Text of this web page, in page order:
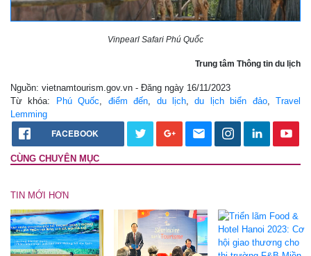
Vinpearl Safari Phú Quốc
Trung tâm Thông tin du lịch
Nguồn: vietnamtourism.gov.vn - Đăng ngày 16/11/2023
Từ khóa: Phú Quốc điểm đến du lịch,du lịch biển đảo,Travel
Lemming
FACEBOOK
CÙNG CHUYÊN MỤC
TIN MỚI HƠN